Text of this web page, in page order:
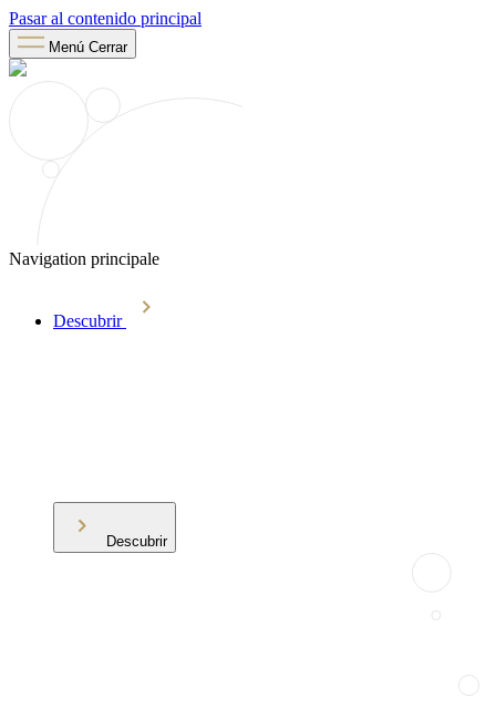
Pasar al contenido principal
Menú Cerrar
Navigation principale
Descubrir
Descubrir